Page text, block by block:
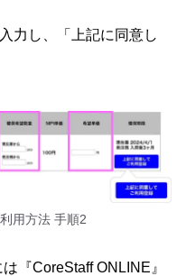
力し、「上記に同意し
用方法 手順2
『CoreStaff ONLINE』